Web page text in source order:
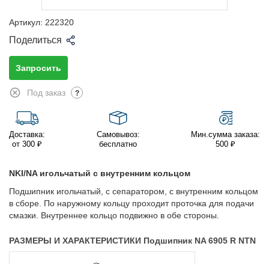
Артикул: 222320
Поделиться
Запросить
Под заказ ?
Доставка:
от 300 ₽
Самовывоз:
бесплатно
Мин.сумма заказа:
500 ₽
NKI/NA игольчатый с внутренним кольцом
Подшипник игольчатый, с сепаратором, с внутренним кольцом
в сборе. По наружному кольцу проходит проточка для подачи
смазки. Внутреннее кольцо подвижно в обе стороны.
РАЗМЕРЫ И ХАРАКТЕРИСТИКИ Подшипник NA 6905 R NTN